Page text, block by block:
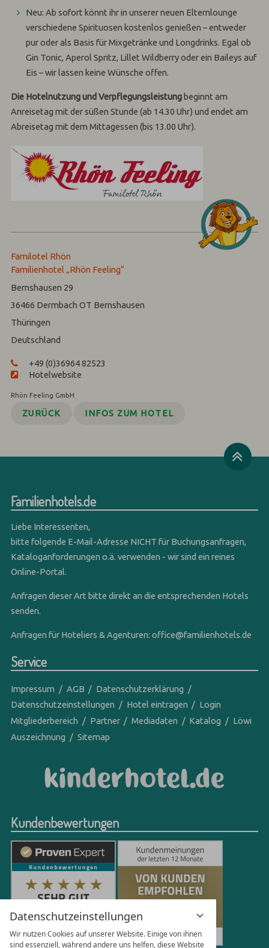
Datenschutzeinstellungen
Wir nutzen Cookies auf unserer Website. Einige von ihnen
sind essenziell, während andere uns helfen, diese Website
Neu: Ab sofort könnt ihr in unserer neuen Elternlounge
verschiedene Spirituosen kostenlos genießen – entweder
pur oder als Basis für Mixgetränke und Longdrinks. Egal ob
Gin Tonic, Aperol Spritz, Lillet Wildberry oder ein Baileys auf
Eis – wir lassen keine Wünsche offen.
Die Hotelnutzung und Verpflegungsleistung beginnt am
Anreisetag mit der süßen Stunde (ab 14.30 Uhr) und endet am
Abreisetag mit dem Mittagessen (bis 13.00 Uhr).
Familotel Rhön
Familienhotel „Rhön Feeling“
Bernshausen 29
36466 Dermbach OT Bernshausen
Thüringen
Deutschland
+49 (0)36964 82523
Hotelwebsite
Rhön Feeling GmbH
ZURÜCK INFOS ZUM HOTEL
Familienhotels.de
Liebe Interessenten,
bitte folgende E-Mail-Adresse NICHT für Buchungsanfragen,
Kataloganforderungen o.ä. verwenden - wir sind ein reines
Online-Portal.
Anfragen dieser Art bitte direkt an die entsprechenden Hotels
senden.
Anfragen für Hoteliers & Agenturen:office@familienhotels.de
Service
Impressum AGB
Datenschutzerklärung
Datenschutzeinstellungen
Hotel eintragen
Login
Mitgliederbereich
Partner Mediadaten Katalog
Löwi
Auszeichnung
Sitemap
Kundenbewertungen